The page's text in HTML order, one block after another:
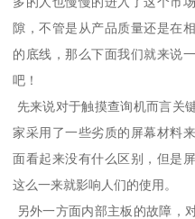
隙，不管是从产品质量还是在
的底线，那么下面我们就来说
吧！
先来说对于触摸查询机而言关
家采用了一些劣质的屏幕材料
面看起来没有什么区别，但是
这么一来就影响人们的使用。
另外一方面内部主板的故障，